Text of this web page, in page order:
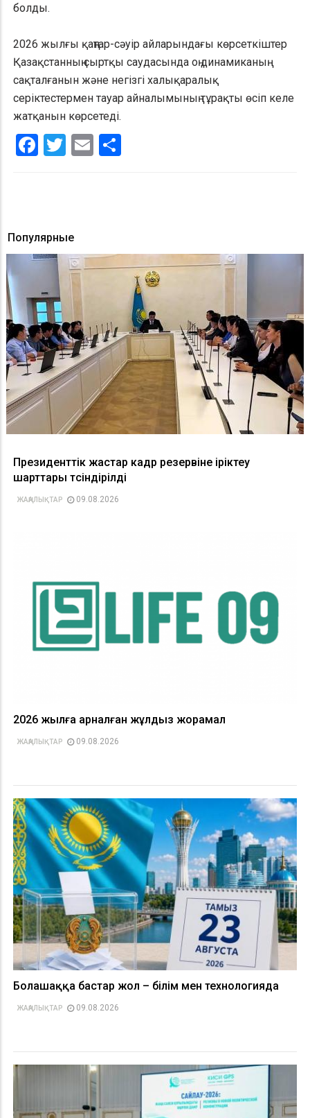
болды.
2026 жылғы қаңтар-сәуір айларындағы көрсеткіштер
Қазақстанның сыртқы саудасында оң динамиканың
сақталғанын және негізгі халықаралық
серіктестермен тауар айналымының тұрақты өсіп келе
жатқанын көрсетеді.
Facebook
Twitter
Email
Популярные
Президенттік жастар кадр резервіне іріктеу
шарттары түсіндірілді
ЖАҢАЛЫҚТАР 09.08.2026
2026 жылға арналған жұлдыз жорамал
ЖАҢАЛЫҚТАР 09.08.2026
Болашаққа бастар жол – білім мен технологияда
ЖАҢАЛЫҚТАР 09.08.2026